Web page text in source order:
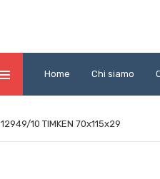
Home Chi siamo
10 TIMKEN 70x115x29